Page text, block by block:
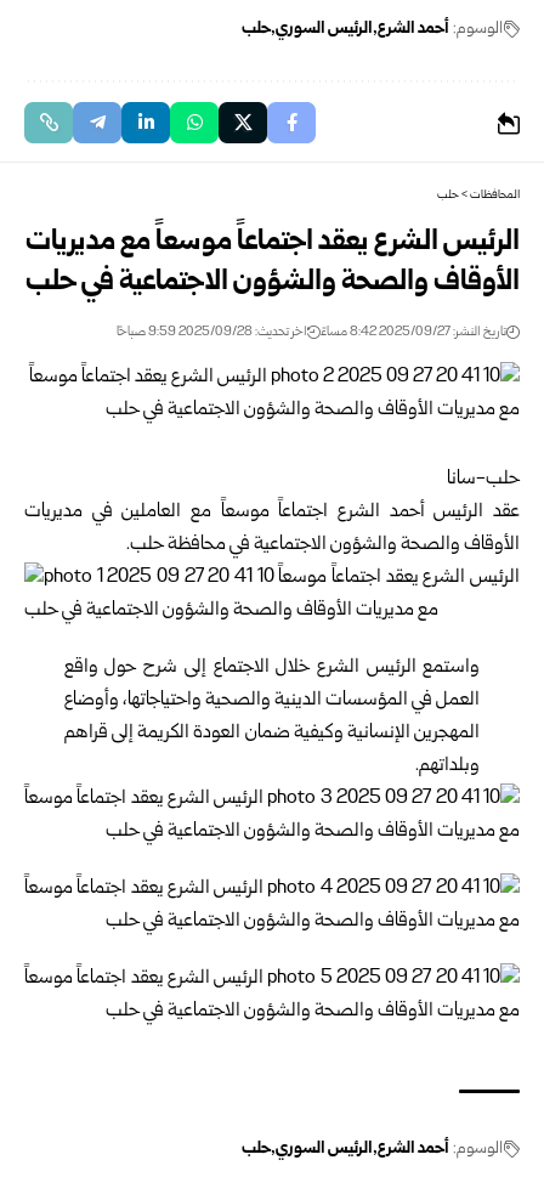
الوسوم: أحمد الشرع الرئيس السوري حلب
المحافظات>حلب
الرئيس الشرع يعقد اجتماعاً موسعاً مع مديريات
الأوقاف والصحة والشؤون الاجتماعية في حلب
تاريخ النشر: 2025/09/27 8:42 مساءً اخر تحديث: 2025/09/28 9:59 صباحًا
حلب-سانا
عقد الرئيس أحمد الشرع اجتماعاً موسعاً مع العاملين في مديريات
الأوقاف والصحة والشؤون الاجتماعية في محافظة حلب.
واستمع الرئيس الشرع خلال الاجتماع إلى شرح حول واقع
العمل في المؤسسات الدينية والصحية واحتياجاتها، وأوضاع
المهجرين الإنسانية وكيفية ضمان العودة الكريمة إلى قراهم
وبلداتهم.
الوسوم: أحمد الشرع الرئيس السوري حلب